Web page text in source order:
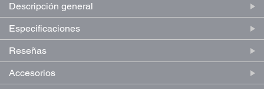
Descripción general
Especificaciones
Reseñas
Accesorios